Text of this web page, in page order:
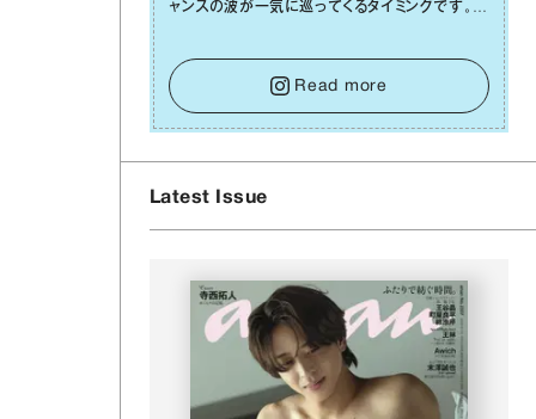
ャンスの波が⼀気に巡ってくるタイミングです。周
せずに笑顔で受け取りましょう。みんなと⼀緒に
幸せになっていくイメージを持って⼀歩を踏み出
して。⼀⼈⼀⼈の良いところが混ざり合い、ハッピ
ーな未来が形作られていきます。
Read more
Latest Issue